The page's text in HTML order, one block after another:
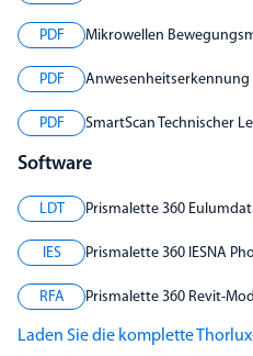
PDF Mikrowellen
PDF Anwesenheitserkennung
PDF SmartScan Technischer
Software
LDT Prismalette 360
IES Prismalette 360 IESNA
RFA Prismalette 360 Revit-
Laden Sie die komplette